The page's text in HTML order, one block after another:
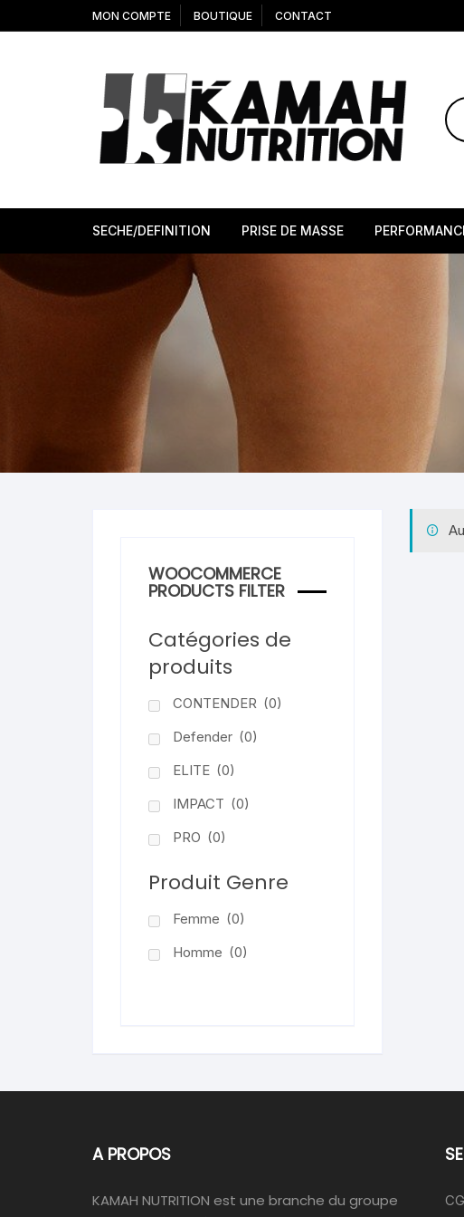
au
MON COMPTE BOUTIQUE CONTACT
SECHE/DEFINITION PRISE DE MASSE
WOOCOMMERCE
PRODUCTS FILTER
Catégories de
produits
CONTENDER (0)
Defender (0)
ELITE (0)
IMPACT (0)
PRO (0)
Produit Genre
Femme (0)
Homme (0)
A PROPOS
KAMAH NUTRITION est une branche du groupe